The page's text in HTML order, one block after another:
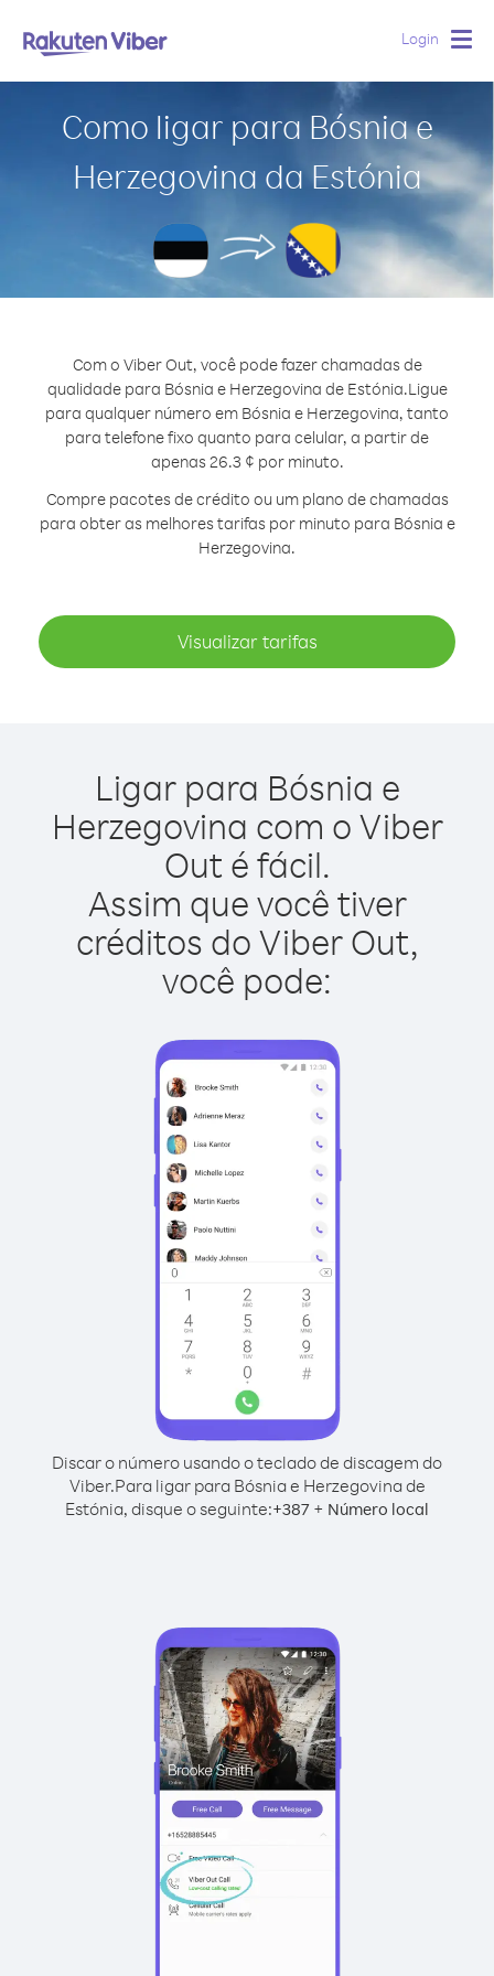
Login
Como ligar para Bósnia e
Herzegovina da Estónia
Com o Viber Out, você pode fazer chamadas de
qualidade para Bósnia e Herzegovina de Estónia.Ligue
para qualquer número em Bósnia e Herzegovina, tanto
para telefone fixo quanto para celular, a partir de
apenas 26.3 ¢ por minuto.
Compre pacotes de crédito ou um plano de chamadas
para obter as melhores tarifas por minuto para Bósnia e
Herzegovina.
Visualizar tarifas
Ligar para Bósnia e
Herzegovina com o Viber
Out é fácil.
Assim que você tiver
créditos do Viber Out,
você pode:
Discar o número usando o teclado de discagem do
Viber.Para ligar para Bósnia e Herzegovina de
Estónia, disque o seguinte:+387 + Número local